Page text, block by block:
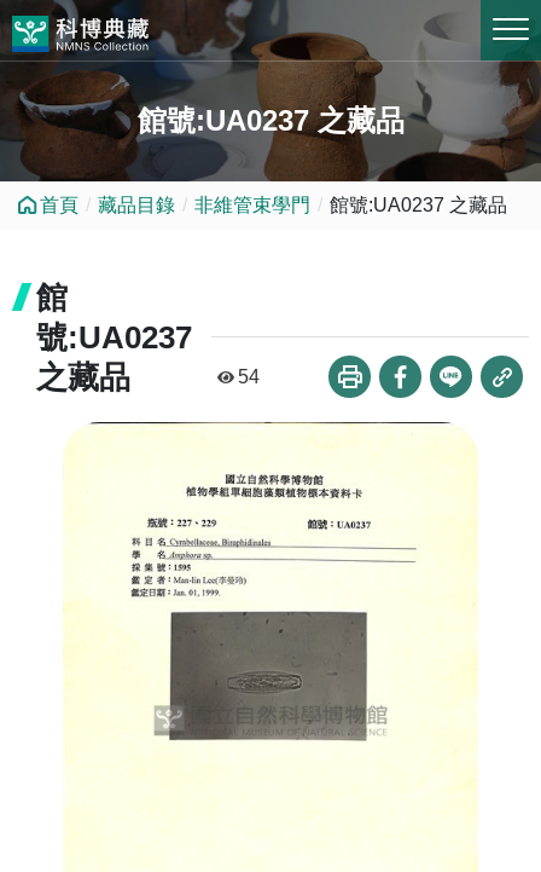
跳到中央內容區塊
館號:UA0237 之藏品
首頁 藏品目錄 非維管束學門 館號:UA0237 之藏品
館
號:UA0237
之藏品
54